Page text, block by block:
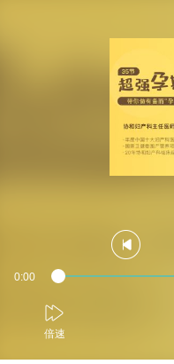
Current
0:00 Loaded:
Progress:
0%
倍速